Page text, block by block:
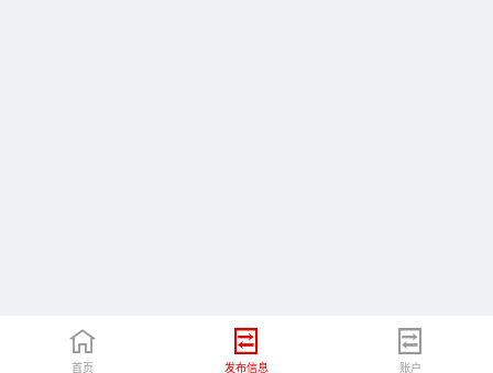
首页 发布信息 账户